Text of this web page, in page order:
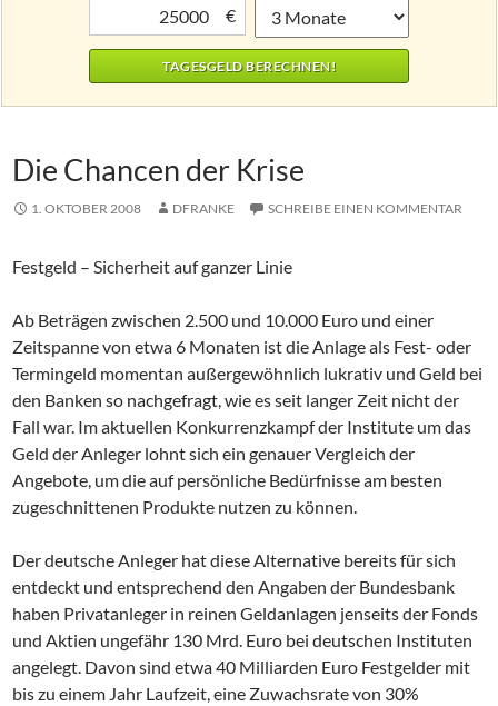
€
Die Chancen der Krise
1. OKTOBER 2008 DFRANKE SCHREIBE EINEN KOMMENTAR
Festgeld – Sicherheit auf ganzer Linie
Ab Beträgen zwischen 2.500 und 10.000 Euro und einer
Zeitspanne von etwa 6 Monaten ist die Anlage als Fest- oder
Termingeld momentan außergewöhnlich lukrativ und Geld bei
den Banken so nachgefragt, wie es seit langer Zeit nicht der
Fall war. Im aktuellen Konkurrenzkampf der Institute um das
Geld der Anleger lohnt sich ein genauer Vergleich der
Angebote, um die auf persönliche Bedürfnisse am besten
zugeschnittenen Produkte nutzen zu können.
Der deutsche Anleger hat diese Alternative bereits für sich
entdeckt und entsprechend den Angaben der Bundesbank
haben Privatanleger in reinen Geldanlagen jenseits der Fonds
und Aktien ungefähr 130 Mrd. Euro bei deutschen Instituten
angelegt. Davon sind etwa 40 Milliarden Euro Festgelder mit
bis zu einem Jahr Laufzeit, eine Zuwachsrate von 30%